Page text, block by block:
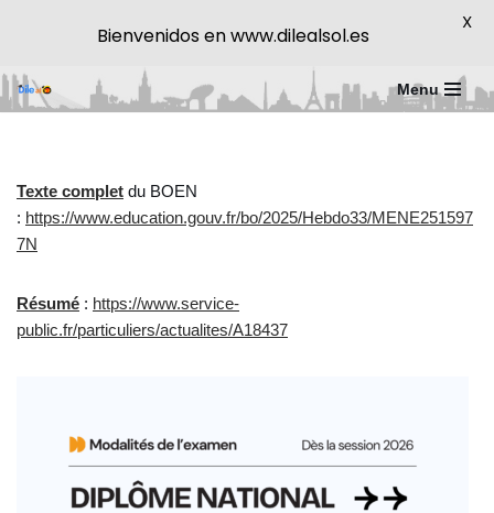
Menu
Texte complet du BOEN
: https://www.education.gouv.fr/bo/2025/Hebdo33/MENE251597
7N
Résumé : https://www.service-
public.fr/particuliers/actualites/A18437
Bienvenidos en www.dilealsol.es
X